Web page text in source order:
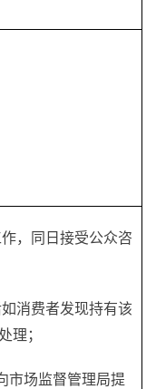
，同日接受公众咨
消费者发现持有该
理；
市场监督管理局提